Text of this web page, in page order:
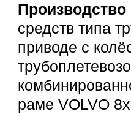
средств типа
приводе с
раме VOLVO